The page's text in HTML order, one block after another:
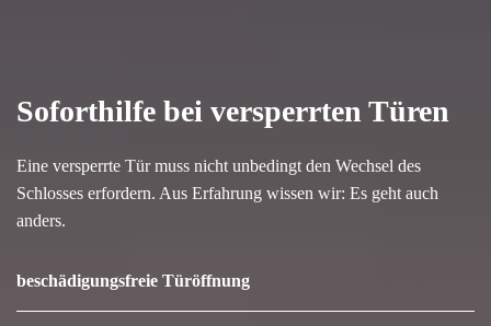
Soforthilfe bei versperrten Türen
Eine versperrte Tür muss nicht unbedingt den Wechsel des
Schlosses erfordern. Aus Erfahrung wissen wir: Es geht auch
anders.
beschädigungsfreie Türöffnung